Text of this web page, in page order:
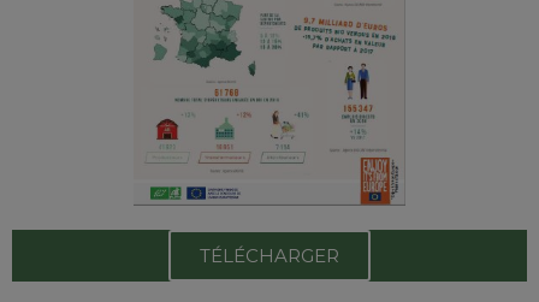
TÉLÉCHARGER